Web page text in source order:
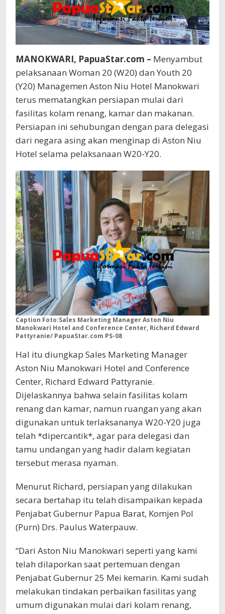
MANOKWARI, PapuaStar.com – Menyambut
pelaksanaan Woman 20 (W20) dan Youth 20
(Y20) Managemen Aston Niu Hotel Manokwari
terus mematangkan persiapan mulai dari
fasilitas kolam renang, kamar dan makanan.
Persiapan ini sehubungan dengan para delegasi
dari negara asing akan menginap di Aston Niu
Hotel selama pelaksanaan W20-Y20.
Caption Foto:Sales Marketing Manager Aston Niu
Manokwari Hotel and Conference Center, Richard Edward
Pattyranie/ PapuaStar.com PS-08
Hal itu diungkap Sales Marketing Manager
Aston Niu Manokwari Hotel and Conference
Center, Richard Edward Pattyranie.
Dijelaskannya bahwa selain fasilitas kolam
renang dan kamar, namun ruangan yang akan
digunakan untuk terlaksananya W20-Y20 juga
telah *dipercantik*, agar para delegasi dan
tamu undangan yang hadir dalam kegiatan
tersebut merasa nyaman.
Menurut Richard, persiapan yang dilakukan
secara bertahap itu telah disampaikan kepada
Penjabat Gubernur Papua Barat, Komjen Pol
(Purn) Drs. Paulus Waterpauw.
“Dari Aston Niu Manokwari seperti yang kami
telah dilaporkan saat pertemuan dengan
Penjabat Gubernur 25 Mei kemarin. Kami sudah
melakukan tindakan perbaikan fasilitas yang
umum digunakan mulai dari kolam renang,